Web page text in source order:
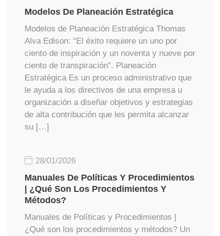
Modelos De Planeación Estratégica
Modelos de Planeación Estratégica Thomas
Alva Edison: “El éxito requiere un uno por
ciento de inspiración y un noventa y nueve por
ciento de transpiración”. Planeación
Estratégica Es un proceso administrativo que
le ayuda a los directivos de una empresa u
organización a diseñar objetivos y estrategias
de alta contribución que les permita alcanzar
su […]
28/01/2026
Manuales De Políticas Y Procedimientos
| ¿Qué Son Los Procedimientos Y
Métodos?
Manuales de Políticas y Procedimientos |
¿Qué son los procedimientos y métodos? Un